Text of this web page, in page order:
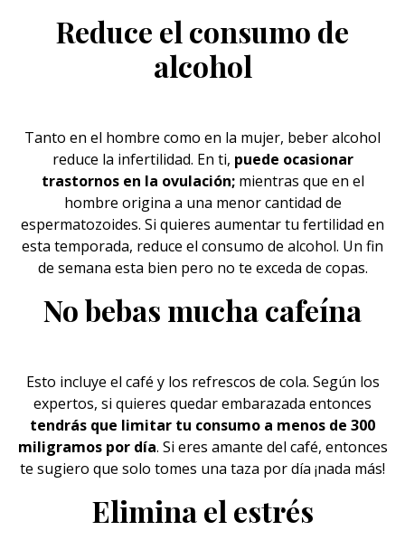
Reduce el consumo de
alcohol
Tanto en el hombre como en la mujer, beber alcohol
reduce la infertilidad. En ti, puede ocasionar
trastornos en la ovulación;mientras que en el
hombre origina a una menor cantidad de
espermatozoides. Si quieres aumentar tu fertilidad en
esta temporada, reduce el consumo de alcohol. Un fin
de semana esta bien pero no te exceda de copas.
No bebas mucha cafeína
Esto incluye el café y los refrescos de cola. Según los
expertos, si quieres quedar embarazada entonces
tendrás que limitar tu consumo a menos de 300
miligramos por día. Si eres amante del café, entonces
te sugiero que solo tomes una taza por día ¡nada más!
Elimina el estrés